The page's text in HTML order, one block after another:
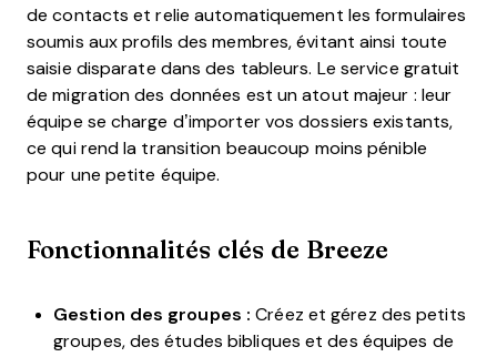
de contacts et relie automatiquement les formulaires
soumis aux profils des membres, évitant ainsi toute
saisie disparate dans des tableurs. Le service gratuit
de migration des données est un atout majeur : leur
équipe se charge d’importer vos dossiers existants,
ce qui rend la transition beaucoup moins pénible
pour une petite équipe.
Fonctionnalités clés de Breeze
Gestion des groupes : Créez et gérez des petits
groupes, des études bibliques et des équipes de